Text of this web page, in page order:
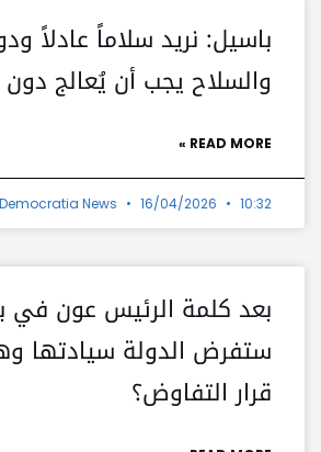
باسيل: نريد سلاماً عادلاً
والسلاح يجب أن يُعالج
READ MORE »
Democratia News 16/04/2026 10:32 ص
بعد كلمة الرئيس عون
ستفرض الدولة سيادتها
قرار التفاوض؟